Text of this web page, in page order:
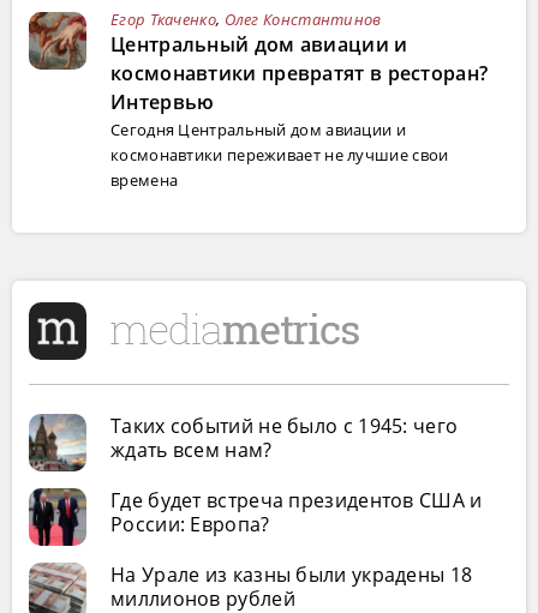
Егор Ткаченко, Олег Константинов
Центральный дом авиации и
космонавтики превратят в ресторан?
Интервью
Сегодня Центральный дом авиации и
космонавтики переживает не лучшие свои
времена
Таких событий не было с 1945: чего
ждать всем нам?
Где будет встреча президентов США и
России: Европа?
На Урале из казны были украдены 18
миллионов рублей